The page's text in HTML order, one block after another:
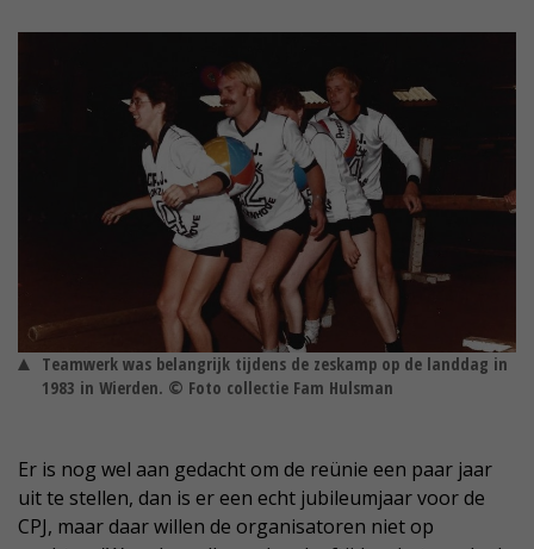
Teamwerk was belangrijk tijdens de zeskamp op de landdag in
1983 in Wierden. © Foto collectie Fam Hulsman
Er is nog wel aan gedacht om de reünie een paar jaar
uit te stellen, dan is er een echt jubileumjaar voor de
CPJ, maar daar willen de organisatoren niet op